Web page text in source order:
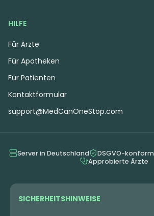
HILFE
Für Ärzte
Für Apotheken
Für Patienten
Kontaktformular
support@MedCanOneStop.com
Server in Deutschland DSGVO-konform
Approbierte Ärzte
SICHERHEITSHINWEISE